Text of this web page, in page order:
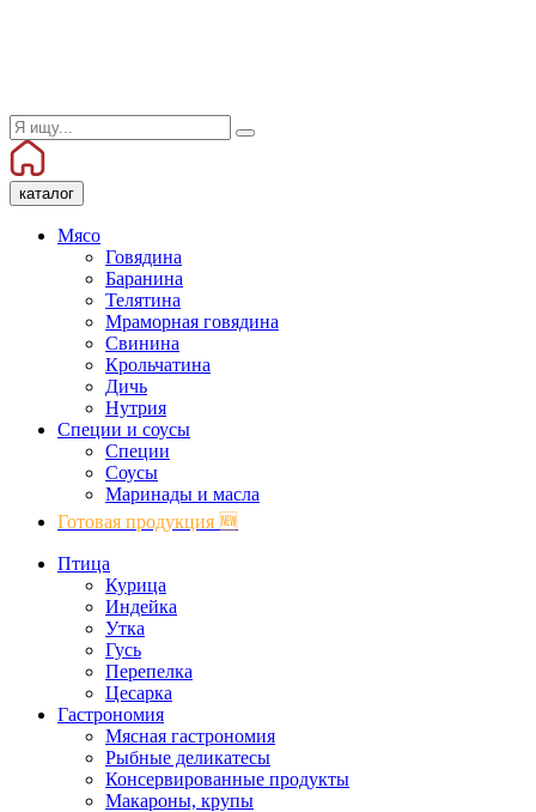
каталог
Мясо
Говядина
Баранина
Телятина
Мраморная говядина
Свинина
Крольчатина
Дичь
Нутрия
Специи и соусы
Специи
Соусы
Маринады и масла
Готовая продукция 🆕
Птица
Курица
Индейка
Утка
Гусь
Перепелка
Цесарка
Гастрономия
Мясная гастрономия
Рыбные деликатесы
Консервированные продукты
Макароны, крупы